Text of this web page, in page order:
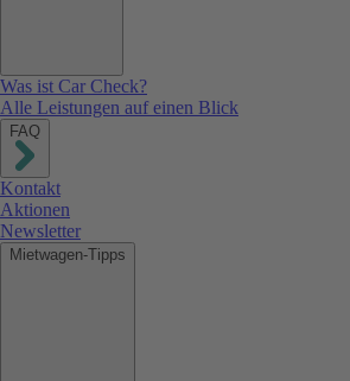
Was ist Car Check?
Alle Leistungen auf einen Blick
FAQ
Kontakt
Aktionen
Newsletter
Mietwagen-Tipps